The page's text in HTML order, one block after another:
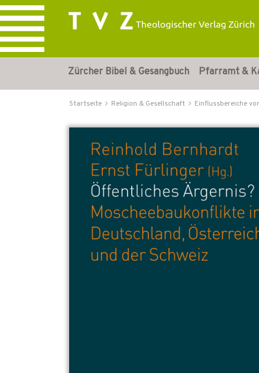
Zürcher Bibel & Gesangbuch Pfarramt &
Startseite Religion & Gesellschaft Einflussbereiche